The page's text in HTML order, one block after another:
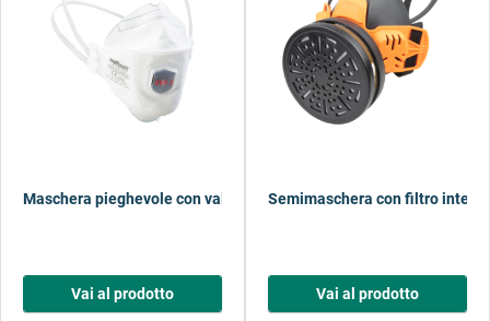
Maschera pieghevole con valvola FFP3
Vai al prodotto
Semimaschera con filtro
Vai al prodotto